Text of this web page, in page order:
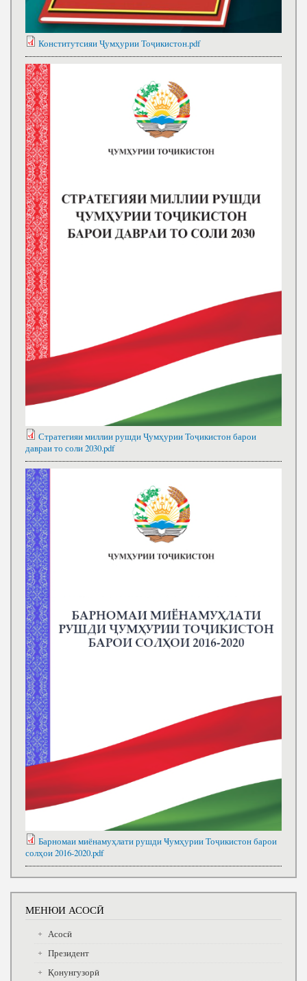
Конститутсияи Ҷумҳурии Тоҷикистон.pdf
Стратегияи миллии рушди Ҷумҳурии Тоҷикистон барои
давраи то соли 2030.pdf
Барномаи миёнамуҳлати рушди Ҹумҳурии Тоҷикистон барои
солҳои 2016-2020.pdf
МЕНЮИ АСОСӢ
Асосӣ
Президент
Қонунгузорӣ